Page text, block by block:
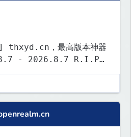
thxyd.cn，最高版本神器
- 2026.8.7 R.I.P